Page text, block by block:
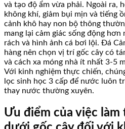
và tạo độ ẩm vừa phải. Ngoài ra,
không khí, giảm bụi mịn và tiếng
cảnh khô hay non bộ thông
mang lại cảm giác sống động
rách và hình ảnh cá bơi lội. Đá
hàng nên chọn vị trí gốc cây có
và cách xa móng nhà ít nhất 3-5
Với kinh nghiệm thực chiến,
lọc sinh học 3 cấp để nước luôn
thay nước thường xuyên.
Ưu điểm của việc